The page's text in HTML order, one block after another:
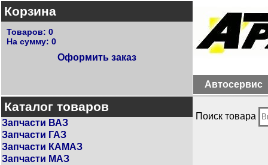
Корзина
Товаров: 0
На сумму: 0
Оформить заказ
Автосервис
Каталог товаров
Запчасти ВАЗ
Запчасти ГАЗ
Запчасти КАМАЗ
Запчасти МАЗ
Поиск товара